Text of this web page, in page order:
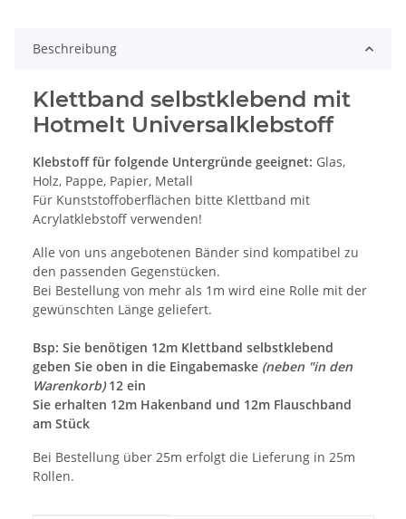
Beschreibung
Klettband selbstklebend mit
Hotmelt Universalklebstoff
Klebstoff für folgende Untergründe geeignet: Glas,
Holz, Pappe, Papier, Metall
Für Kunststoffoberflächen bitte Klettband mit
Acrylatklebstoff verwenden!
Alle von uns angebotenen Bänder sind kompatibel zu
den passenden Gegenstücken.
Bei Bestellung von mehr als 1m wird eine Rolle mit der
gewünschten Länge geliefert.
Bsp: Sie benötigen 12m Klettband selbstklebend
geben Sie oben in die Eingabemaske (neben "in den
Warenkorb)12 ein
Sie erhalten 12m Hakenband und 12m Flauschband
am Stück
Bei Bestellung über 25m erfolgt die Lieferung in 25m
Rollen.